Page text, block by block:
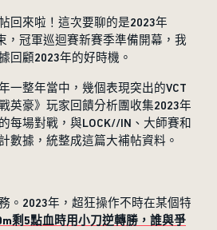
回來啦！這次要聊的是2023年
，冠軍巡迴賽新賽季準備開幕，我
回顧2023年的好時機。
一整年當中，幾個表現突出的VCT
英豪》玩家回饋分析團收集2023年
每場對戰，與LOCK//IN、大師賽和
數據，統整成這篇大補帖資料。
。2023年，超狂操作不時在某個特
剩5點血時用小刀逆轉勝，誰與爭